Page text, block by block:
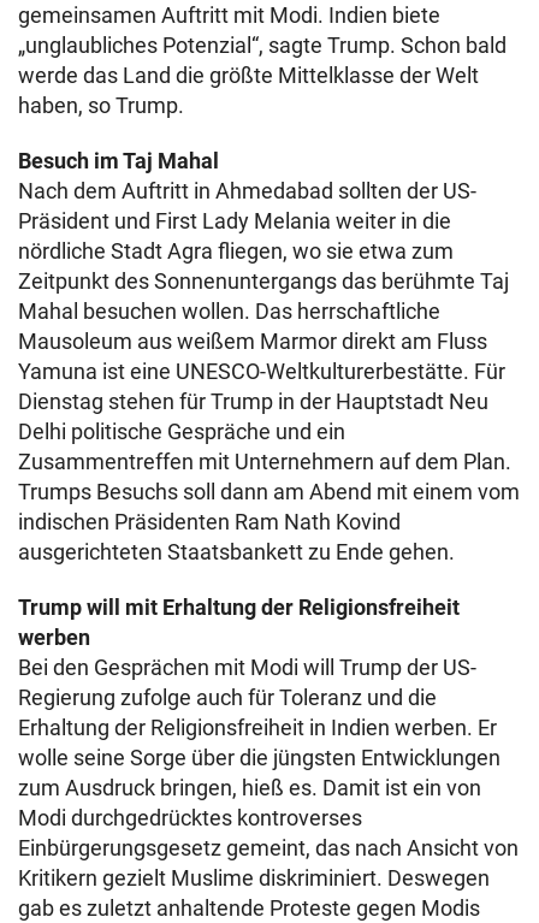
gemeinsamen Auftritt mit Modi. Indien biete
„unglaubliches Potenzial“, sagte Trump. Schon bald
werde das Land die größte Mittelklasse der Welt
haben, so Trump.
Besuch im Taj Mahal
Nach dem Auftritt in Ahmedabad sollten der US-
Präsident und First Lady Melania weiter in die
nördliche Stadt Agra fliegen, wo sie etwa zum
Zeitpunkt des Sonnenuntergangs das berühmte Taj
Mahal besuchen wollen. Das herrschaftliche
Mausoleum aus weißem Marmor direkt am Fluss
Yamuna ist eine UNESCO-Weltkulturerbestätte. Für
Dienstag stehen für Trump in der Hauptstadt Neu
Delhi politische Gespräche und ein
Zusammentreffen mit Unternehmern auf dem Plan.
Trumps Besuchs soll dann am Abend mit einem vom
indischen Präsidenten Ram Nath Kovind
ausgerichteten Staatsbankett zu Ende gehen.
Trump will mit Erhaltung der Religionsfreiheit
werben
Bei den Gesprächen mit Modi will Trump der US-
Regierung zufolge auch für Toleranz und die
Erhaltung der Religionsfreiheit in Indien werben. Er
wolle seine Sorge über die jüngsten Entwicklungen
zum Ausdruck bringen, hieß es. Damit ist ein von
Modi durchgedrücktes kontroverses
Einbürgerungsgesetz gemeint, das nach Ansicht von
Kritikern gezielt Muslime diskriminiert. Deswegen
gab es zuletzt anhaltende Proteste gegen Modis